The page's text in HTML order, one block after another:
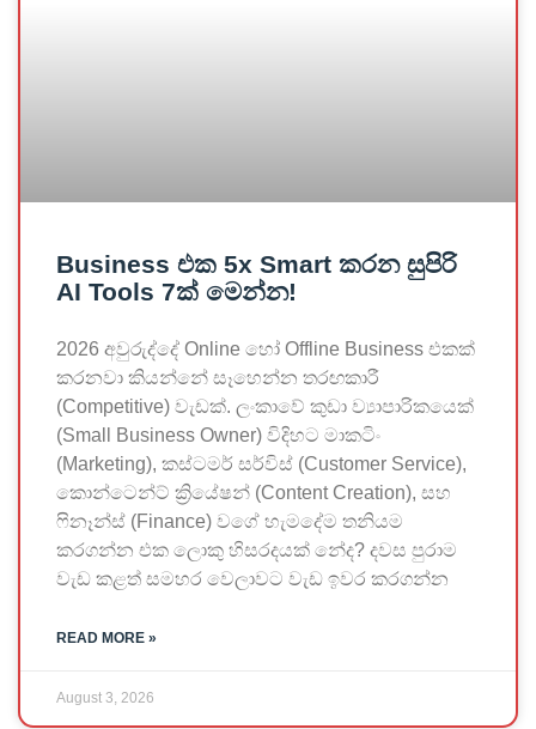
Business එක 5x Smart කරන සුපිරි
AI Tools 7ක් මෙන්න!
2026 අවුරුද්දේ Online හෝ Offline Business එකක්
කරනවා කියන්නේ සෑහෙන්න තරඟකාරී
(Competitive) වැඩක්. ලංකාවේ කුඩා ව්‍යාපාරිකයෙක්
(Small Business Owner) විදිහට මාකටිං
(Marketing), කස්ටමර් සර්විස් (Customer Service),
කොන්ටෙන්ට් ක්‍රියේෂන් (Content Creation), සහ
ෆිනෑන්ස් (Finance) වගේ හැමදේම තනියම
කරගන්න එක ලොකු හිසරදයක් නේද? දවස පුරාම
වැඩ කළත් සමහර වෙලාවට වැඩ ඉවර කරගන්න
READ MORE »
August 3, 2026